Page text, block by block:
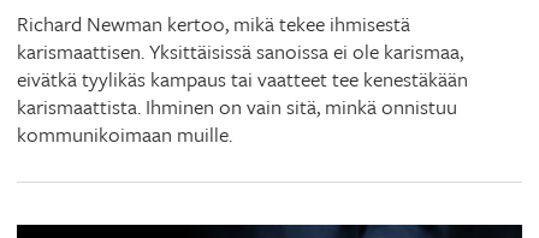
Richard Newman kertoo, mikä tekee ihmisestä
karismaattisen. Yksittäisissä sanoissa ei ole karismaa,
eivätkä tyylikäs kampaus tai vaatteet tee kenestäkään
karismaattista. Ihminen on vain sitä, minkä onnistuu
kommunikoimaan muille.